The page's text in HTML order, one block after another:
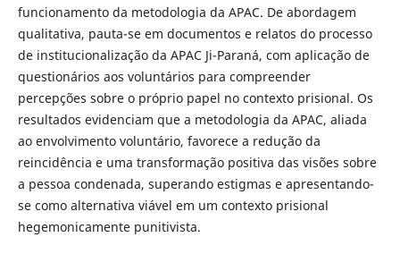
funcionamento da metodologia da APAC. De abordagem
qualitativa, pauta-se em documentos e relatos do processo
de institucionalização da APAC Ji-Paraná, com aplicação de
questionários aos voluntários para compreender
percepções sobre o próprio papel no contexto prisional. Os
resultados evidenciam que a metodologia da APAC, aliada
ao envolvimento voluntário, favorece a redução da
reincidência e uma transformação positiva das visões sobre
a pessoa condenada, superando estigmas e apresentando-
se como alternativa viável em um contexto prisional
hegemonicamente punitivista.